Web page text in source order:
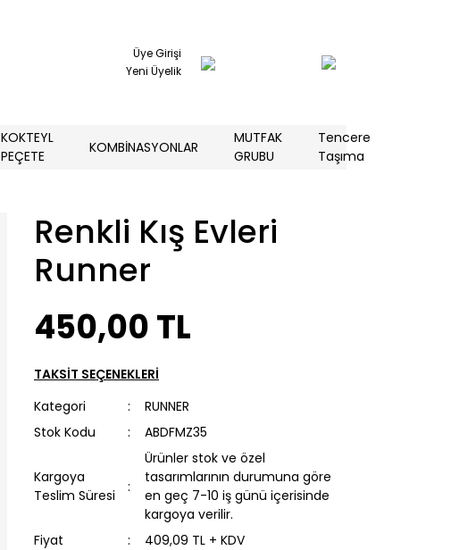
Üye Girişi
Yeni Üyelik
KOKTEYL
PEÇETE
KOMBİNASYONLAR
MUTFAK
GRUBU
Tencere
Taşıma
Renkli Kış Evleri
Runner
450,00 TL
TAKSİT SEÇENEKLERİ
Kategori
RUNNER
Stok Kodu
ABDFMZ35
Kargoya
Teslim Süresi
Ürünler stok ve özel
tasarımlarının durumuna göre
en geç 7-10 iş günü içerisinde
kargoya verilir.
Fiyat
409,09 TL + KDV